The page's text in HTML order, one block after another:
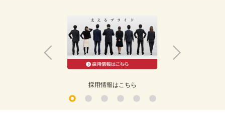
採用情報はこちら